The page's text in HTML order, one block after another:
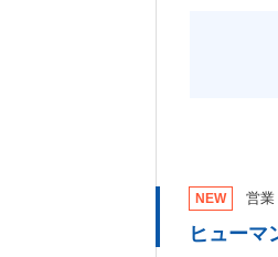
NEW 営業
ヒューマ